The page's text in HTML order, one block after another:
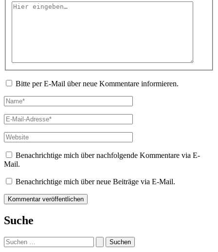
Hier
Bitte per E-Mail über neue Kommentare informieren.
Name*
E-
Mail-
Adresse*
Website
Benachrichtige mich über nachfolgende Kommentare via E-
Mail.
Benachrichtige mich über neue Beiträge via E-Mail.
Suche
Suchen
nach: